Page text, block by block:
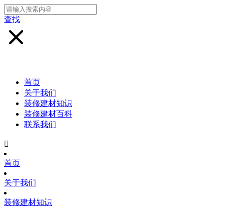
查找
首页
关于我们
装修建材知识
装修建材百科
联系我们

首页
关于我们
装修建材知识